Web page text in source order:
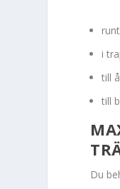
i
till
till
Du